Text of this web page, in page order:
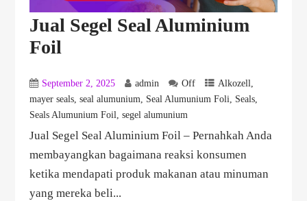
Jual Segel Seal Aluminium
Foil
September 2, 2025 admin Off Alkozell,
mayer seals, seal alumunium, Seal Alumunium Foli, Seals,
Seals Alumunium Foil, segel alumunium
Jual Segel Seal Aluminium Foil – Pernahkah Anda
membayangkan bagaimana reaksi konsumen
ketika mendapati produk makanan atau minuman
yang mereka beli...